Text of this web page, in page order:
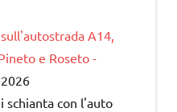
A14,
e Roseto -
schianta con l'auto